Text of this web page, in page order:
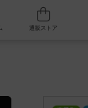
人気ボードゲーム